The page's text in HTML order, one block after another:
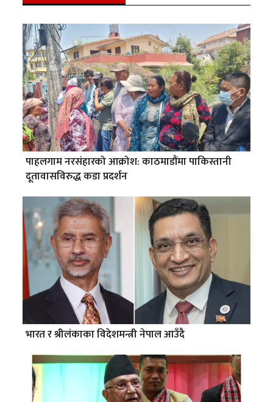
पाहलगाम नरसंहारको आक्रोश: काठमाडौंमा पाकिस्तानी
दूतावासविरुद्ध कडा प्रदर्शन
भारत र श्रीलंकाका विदेशमन्त्री नेपाल आउँदै